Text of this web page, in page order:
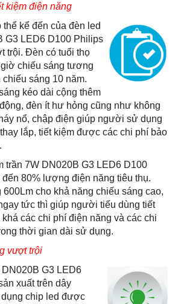
kiệm điện năng
kể đến của đèn led
G3 LED6 D100 Philips
trội. Đèn có tuổi thọ
chiếu sáng tương
sáng 10 năm.
kéo dài cộng thêm
đèn ít hư hỏng cũng như không
nổ, chập điện giúp người sử dụng
lắp, tiết kiệm được các chi phí bảo
trần 7W DN020B G3 LED6 D100
80% lượng điện năng tiêu thụ.
cho khả năng chiếu sáng cao,
tức thì giúp người tiếu dùng tiết
các chi phí điện năng và các chi
thời gian dài sử dụng.
vượt trội
G3 LED6
xuất trên dây
chip led được